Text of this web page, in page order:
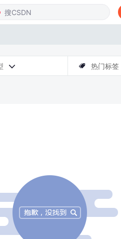
  热门标签